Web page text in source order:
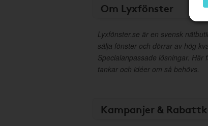
Om Lyxfönster
Lyxfönster.se är en svensk
sälja fönster och dörrar av hög
Specialanpassade lösningar.
tankar och idéer om så behövs.
Kampanjer &